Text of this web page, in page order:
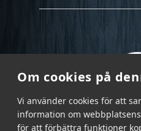
Om cookies på
Vi använder cookies för att
information om
för att förbättra funktioner